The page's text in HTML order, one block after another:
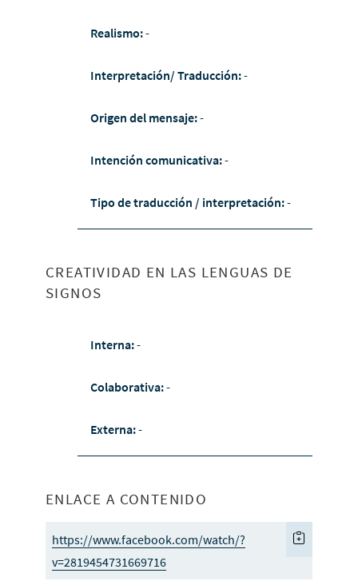
Realismo:-
Interpretación/ Traducción:-
Origen del mensaje:-
Intención comunicativa:-
Tipo de traducción / interpretación:-
CREATIVIDAD EN LAS LENGUAS DE
SIGNOS
Interna:-
Colaborativa:-
Externa:-
ENLACE A CONTENIDO
https://www.facebook.com/watch/?
v=2819454731669716